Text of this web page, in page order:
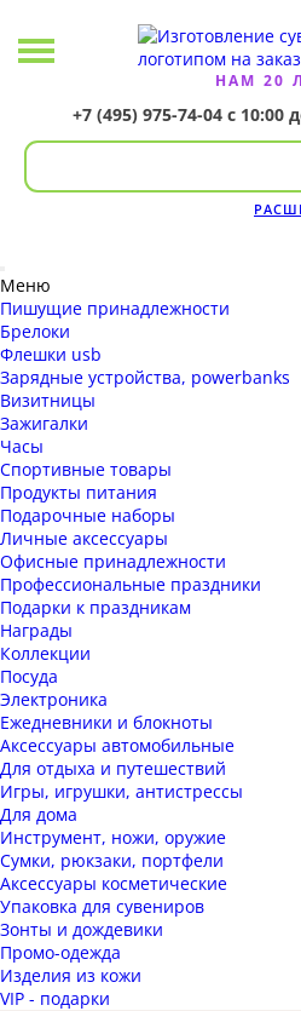
НАМ 20
+7 (495) 975-74-04 с 10:00
Меню
Пишущие принадлежности
Брелоки
Флешки usb
Зарядные устройства, powerbanks
Визитницы
Зажигалки
Часы
Спортивные товары
Продукты питания
Подарочные наборы
Личные аксессуары
Офисные принадлежности
Профессиональные праздники
Подарки к праздникам
Награды
Коллекции
Посуда
Электроника
Ежедневники и блокноты
Аксессуары автомобильные
Для отдыха и путешествий
Игры, игрушки, антистрессы
Для дома
Инструмент, ножи, оружие
Сумки, рюкзаки, портфели
Аксессуары косметические
Упаковка для сувениров
Зонты и дождевики
Промо-одежда
Изделия из кожи
VIP - подарки